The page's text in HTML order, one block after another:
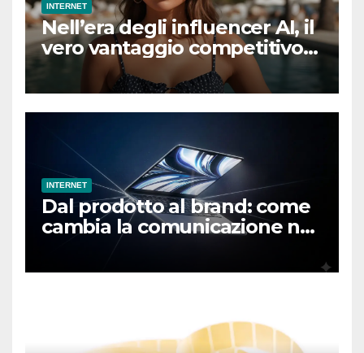
INTERNET
Nell’era degli influencer AI, il
vero vantaggio competitivo
sarà essere umani
INTERNET
Dal prodotto al brand: come
cambia la comunicazione nel
mondo hardware